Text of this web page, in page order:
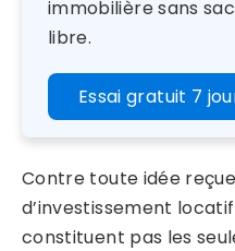
immobilière sans
libre.
Essai gratuit 7
Contre toute idée
d’investissement
constituent pas les